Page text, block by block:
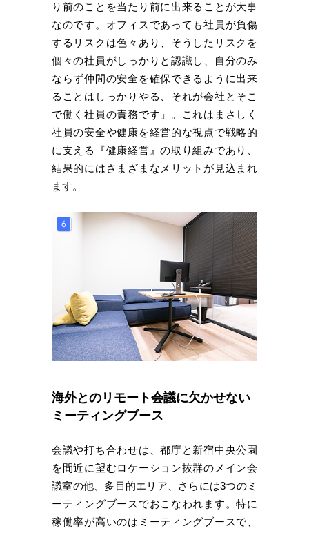
り前のことを当たり前に出来ることが大事
なのです。オフィスであっても社員が負傷
するリスクは色々あり、そうしたリスクを
個々の社員がしっかりと認識し、自分のみ
ならず仲間の安全を確保できるように出来
ることはしっかりやる、それが会社とそこ
で働く社員の責務です」。これはまさしく
社員の安全や健康を経営的な視点で戦略的
に支える『健康経営』の取り組みであり、
結果的にはさまざまなメリットが見込まれ
ます。
海外とのリモート会議に欠かせない
ミーティングブース
会議や打ち合わせは、都庁と新宿中央公園
を間近に望むロケーション抜群のメイン会
議室の他、多目的エリア、さらには3つのミ
ーティングブースでおこなわれます。特に
稼働率が高いのはミーティングブースで、